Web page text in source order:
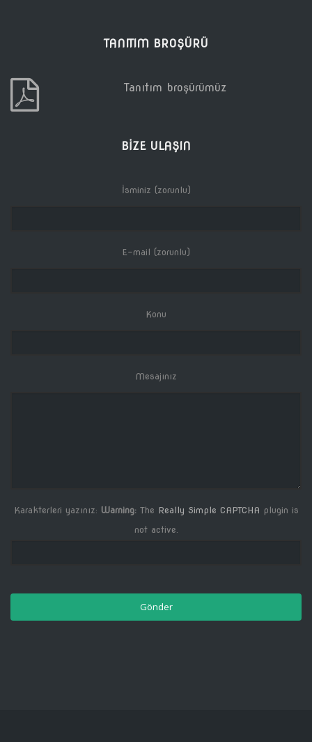
TANITIM BROŞÜRÜ
Tanıtım broşürümüz
BIZE ULAŞIN
İsminiz (zorunlu)
E-mail (zorunlu)
Konu
Mesajınız
Karakterleri yazınız: Warning:The Really Simple CAPTCHA plugin is
not active.